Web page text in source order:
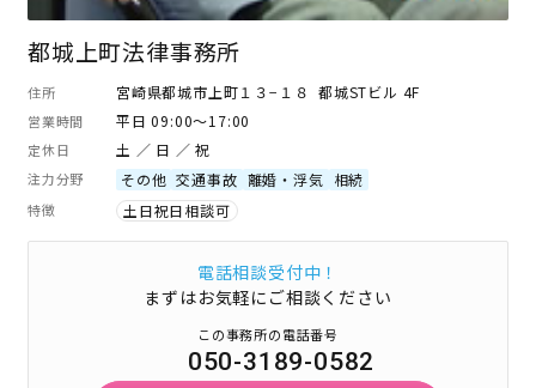
都城上町法律事務所
住所 宮崎県都城市上町１３−１８ 都城STビル 4F
営業時間 平日 09:00～17:00
定休日 土 ／ 日 ／ 祝
注力分野 その他 交通事故 離婚・浮気 相続
特徴 土日祝日相談可
電話相談受付中！
まずはお気軽にご相談ください
この事務所の電話番号
050-3189-0582